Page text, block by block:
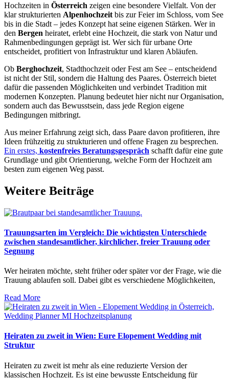
Hochzeiten in Österreich zeigen eine besondere Vielfalt. Von der
klar strukturierten Alpenhochzeit bis zur Feier im Schloss, vom See
bis in die Stadt – jedes Konzept hat seine eigenen Stärken. Wer in
den Bergen heiratet, erlebt eine Hochzeit, die stark von Natur und
Rahmenbedingungen geprägt ist. Wer sich für urbane Orte
entscheidet, profitiert von Infrastruktur und klaren Abläufen.
Ob Berghochzeit, Stadthochzeit oder Fest am See – entscheidend
ist nicht der Stil, sondern die Haltung des Paares. Österreich bietet
dafür die passenden Möglichkeiten und verbindet Tradition mit
modernen Konzepten. Planung bedeutet hier nicht nur Organisation,
sondern auch das Bewusstsein, dass jede Region eigene
Bedingungen mitbringt.
Aus meiner Erfahrung zeigt sich, dass Paare davon profitieren, ihre
Ideen frühzeitig zu strukturieren und offene Fragen zu besprechen.
Ein erstes, kostenfreies Beratungsgespräch schafft dafür eine gute
Grundlage und gibt Orientierung, welche Form der Hochzeit am
besten zum eigenen Weg passt.
Weitere Beiträge
Trauungsarten im Vergleich: Die wichtigsten Unterschiede
zwischen standesamtlicher, kirchlicher, freier Trauung oder
Segnung
Wer heiraten möchte, steht früher oder später vor der Frage, wie die
Trauung ablaufen soll. Dabei gibt es verschiedene Möglichkeiten,
Read More
Heiraten zu zweit in Wien: Eure Elopement Wedding mit
Struktur
Heiraten zu zweit ist mehr als eine reduzierte Version der
klassischen Hochzeit. Es ist eine bewusste Entscheidung für